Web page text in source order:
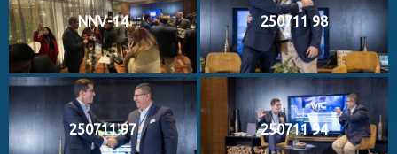
NNV-14 250711 98
250711 97 250711 94